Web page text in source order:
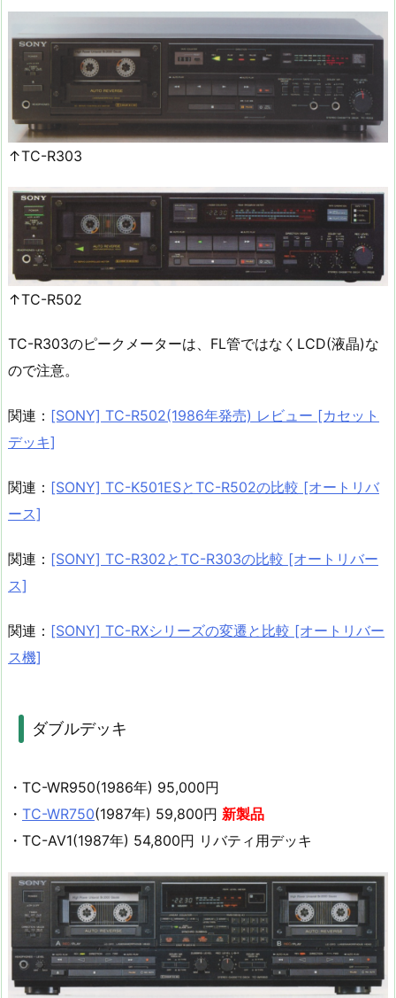
↑TC-R303
↑TC-R502
TC-R303のピークメーターは、FL管ではなくLCD(液晶)な
ので注意。
関連： [SONY] TC-R502(1986年発売) レビュー [カセット
デッキ]
関連： [SONY] TC-K501ESとTC-R502の比較 [オートリバ
ース]
関連： [SONY] TC-R302とTC-R303の比較 [オートリバー
ス]
関連： [SONY] TC-RXシリーズの変遷と比較 [オートリバー
ス機]
ダブルデッキ
・TC-WR950(1986年) 95,000円
・ TC-WR750(1987年) 59,800円 新製品
・TC-AV1(1987年) 54,800円 リバティ用デッキ